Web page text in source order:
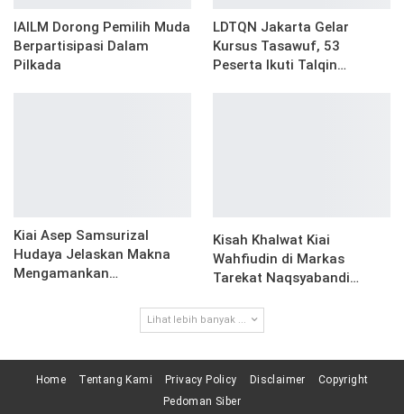
IAILM Dorong Pemilih Muda
Berpartisipasi Dalam
Pilkada
LDTQN Jakarta Gelar
Kursus Tasawuf, 53
Peserta Ikuti Talqin…
Kiai Asep Samsurizal
Hudaya Jelaskan Makna
Mengamankan…
Kisah Khalwat Kiai
Wahfiudin di Markas
Tarekat Naqsyabandi…
Lihat lebih banyak ...
Home Tentang Kami Privacy Policy Disclaimer
Copyright
Pedoman Siber